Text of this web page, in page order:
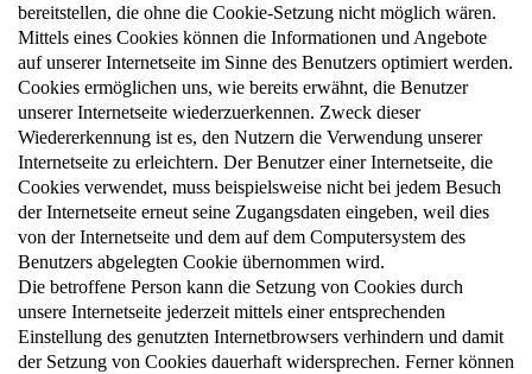
bereitstellen, die ohne die Cookie-Setzung nicht möglich wären.
Mittels eines Cookies können die Informationen und Angebote
auf unserer Internetseite im Sinne des Benutzers optimiert werden.
Cookies ermöglichen uns, wie bereits erwähnt, die Benutzer
unserer Internetseite wiederzuerkennen. Zweck dieser
Wiedererkennung ist es, den Nutzern die Verwendung unserer
Internetseite zu erleichtern. Der Benutzer einer Internetseite, die
Cookies verwendet, muss beispielsweise nicht bei jedem Besuch
der Internetseite erneut seine Zugangsdaten eingeben, weil dies
von der Internetseite und dem auf dem Computersystem des
Benutzers abgelegten Cookie übernommen wird.
Die betroffene Person kann die Setzung von Cookies durch
unsere Internetseite jederzeit mittels einer entsprechenden
Einstellung des genutzten Internetbrowsers verhindern und damit
der Setzung von Cookies dauerhaft widersprechen. Ferner können